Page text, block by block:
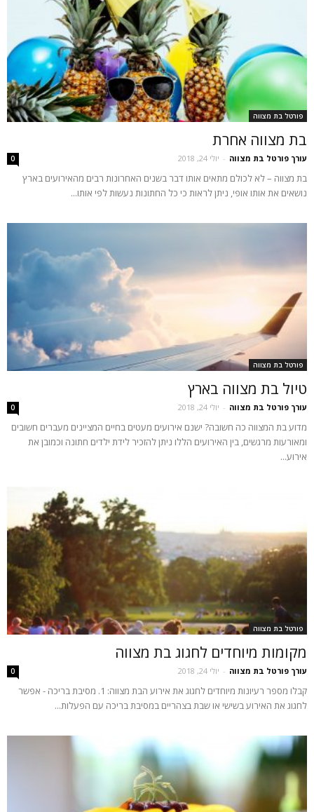
פורטל בת מצווה
בת מצווה אחרת
עורך פורטל בת מצווה - יולי 24, 2018 0
בת מצווה – לא לכולם מתאים אותו דבר בשנים האחרונות רבים מהאירועים בארץ
נושאים את אותו אופי, ניתן לראות כי כל החתונות נעשות לפי אותו...
פורטל בת מצווה
טיול בת מצווה בארץ
עורך פורטל בת מצווה - יולי 24, 2018 0
מדוע בת המצווה כה חשובה? ישנם אירועים מעטים בחיים המציינים מעברים חשובים
ומאורעות מרגשים, בין האירועים הללו ניתן להזכיר לידת ילדים חתונה וכמובן את
אירוע...
פורטל בת מצווה
מקומות מיוחדים לחגוג בת מצווה
עורך פורטל בת מצווה - יולי 24, 2018 0
קבלו מספר רעיונות מיוחדים לחגוג את אירוע הבת מצווה: 1. מסיבת בריכה - אפשר
לחגוג את האירוע בשישי או שבת בצהריים במסיבת בריכה עם הפעלות...